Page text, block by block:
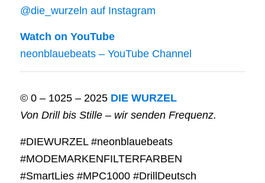
@die_wurzeln auf Instagram
Watch on YouTube
neonblauebeats – YouTube Channel
© 0 – 1025 – 2025 DIE WURZEL
Von Drill bis Stille – wir senden Frequenz.
#DIEWURZEL #neonblauebeats
#MODEMARKENFILTERFARBEN
#SmartLies #MPC1000 #DrillDeutsch